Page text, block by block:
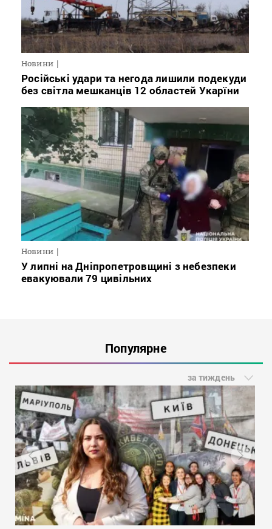
Новини
Російські удари та негода лишили подекуди
без світла мешканців 12 областей Укарїни
Новини
У липні на Дніпропетровщині з небезпеки
евакуювали 79 цивільних
Популярне
за тиждень